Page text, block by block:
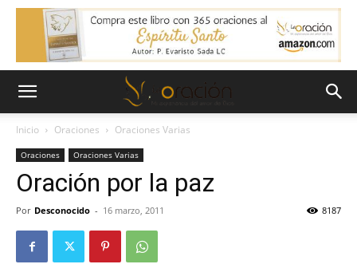
Inicio Oraciones Oraciones Varias
Oraciones Oraciones Varias
Oración por la paz
Por Desconocido - 16 marzo, 2011 8187